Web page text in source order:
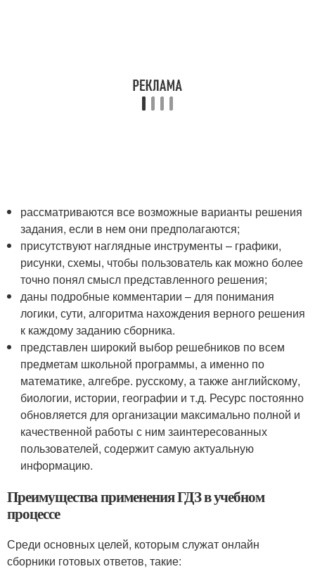
рассматриваются все возможные варианты решения
задания, если в нем они предполагаются;
присутствуют наглядные инструменты – графики,
рисунки, схемы, чтобы пользователь как можно более
точно понял смысл представленного решения;
даны подробные комментарии – для понимания
логики, сути, алгоритма нахождения верного решения
к каждому заданию сборника.
представлен широкий выбор решебников по всем
предметам школьной программы, а именно по
математике, алгебре. русскому, а также английскому,
биологии, истории, географии и т.д. Ресурс постоянно
обновляется для организации максимально полной и
качественной работы с ним заинтересованных
пользователей, содержит самую актуальную
информацию.
Преимущества применения ГДЗ в учебном
процессе
Среди основных целей, которым служат онлайн
сборники готовых ответов, такие: